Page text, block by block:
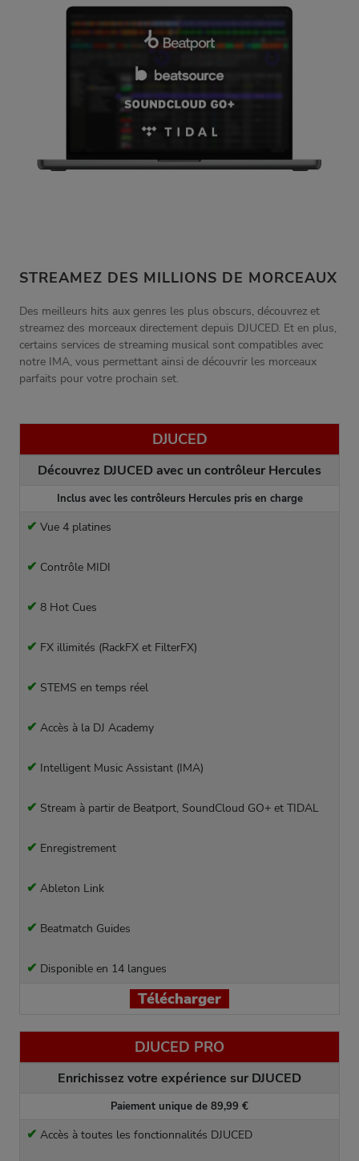
STREAMEZ DES MILLIONS DE MORCEAUX
Des meilleurs hits aux genres les plus obscurs, découvrez et
streamez des morceaux directement depuis DJUCED. Et en plus,
certains services de streaming musical sont compatibles avec
notre IMA, vous permettant ainsi de découvrir les morceaux
parfaits pour votre prochain set.
DJUCED
Découvrez DJUCED avec un contrôleur Hercules
Inclus avec les contrôleurs Hercules pris en charge
✔ Vue 4 platines
✔ Contrôle MIDI
✔ 8 Hot Cues
✔ FX illimités (RackFX et FilterFX)
✔ STEMS en temps réel
✔ Accès à la DJ Academy
✔ Intelligent Music Assistant (IMA)
✔ Stream à partir de Beatport, SoundCloud GO+ et TIDAL
✔ Enregistrement
✔ Ableton Link
✔ Beatmatch Guides
✔ Disponible en 14 langues
Télécharger
DJUCED PRO
Enrichissez votre expérience sur DJUCED
Paiement unique de 89,99 €
✔ Accès à toutes les fonctionnalités DJUCED